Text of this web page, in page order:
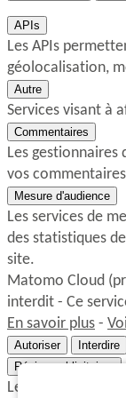
APIs
Les APIs
géolocalisation,
Autre
Services visant à
Commentaires
Les
vos
Mesure d'audience
Les services de
des statistiques
site.
Matomo Cloud
interdit - Ce
En savoir plus -
Autoriser
Interdire
Régies publicitaires
Les régies